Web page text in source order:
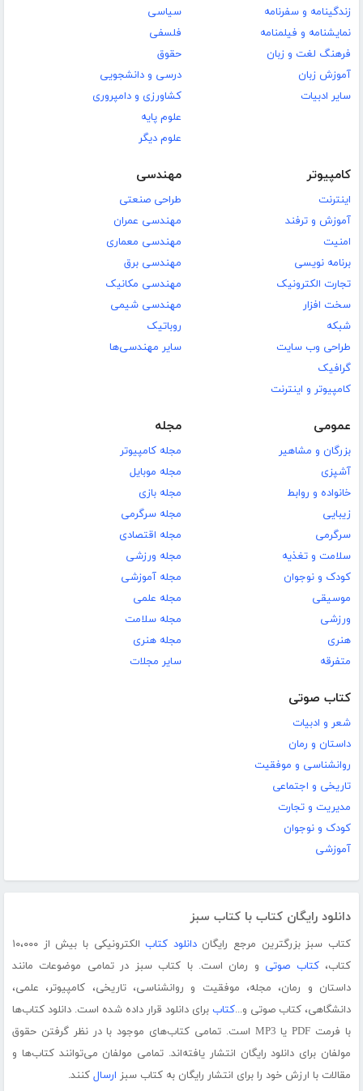
زندگینامه و سفرنامه
نمایشنامه و فیلمنامه
فرهنگ لغت و زبان
آموزش زبان
سایر ادبیات
سیاسی
فلسفی
حقوق
درسی و دانشجویی
کشاورزی و دامپروری
علوم پایه
علوم دیگر
کامپیوتر
اینترنت
آموزش و ترفند
امنیت
برنامه نویسی
تجارت الکترونیک
سخت افزار
شبکه
طراحی وب سایت
گرافیک
کامپیوتر و اینترنت
مهندسی
طراحی صنعتی
مهندسی عمران
مهندسی معماری
مهندسی برق
مهندسی مکانیک
مهندسی شیمی
روباتیک
سایر مهندسی‌ها
عمومی
بزرگان و مشاهیر
آشپزی
خانواده و روابط
زیبایی
سرگرمی
سلامت و تغذیه
کودک و نوجوان
موسیقی
ورزشی
هنری
متفرقه
مجله
مجله کامپیوتر
مجله موبایل
مجله بازی
مجله سرگرمی
مجله اقتصادی
مجله ورزشی
مجله آموزشی
مجله علمی
مجله سلامت
مجله هنری
سایر مجلات
کتاب صوتی
شعر و ادبیات
داستان و رمان
روانشناسی و موفقیت
تاریخی و اجتماعی
مدیریت و تجارت
کودک و نوجوان
آموزشی
دانلود رایگان کتاب با کتاب سبز
کتاب سبز بزرگترین مرجع رایگاندانلود کتاب
الکترونیکی با بیش از ۱۰،۰۰۰
کتاب،کتاب صوتی و رمان است. با کتاب سبز در تمامی موضوعات مانند
داستان و رمان، مجله، موفقیت و روانشناسی، تاریخی، کامپیوتر، علمی،
دانشگاهی، کتاب صوتی و...کتاب برای دانلود قرار داده شده است. دانلود کتاب‌ها
با فرمت PDF یا MP3 است. تمامی کتاب‌های موجود با در نظر گرفتن حقوق
مولفان برای دانلود رایگان انتشار یافته‌اند. تمامی مولفان می‌توانند کتاب‌ها و
مقالات با ارزش خود را برای انتشار رایگان به کتاب سبز ارسال کنند.